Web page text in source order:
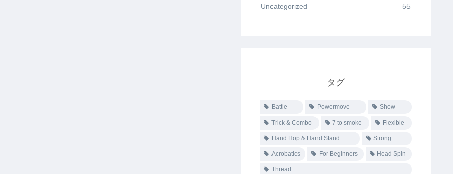
Uncategorized 55
タグ
Battle Powermove Show
Trick & Combo 7 to smoke Flexible
Hand Hop & Hand Stand Strong
Acrobatics For Beginners Head Spin
Thread